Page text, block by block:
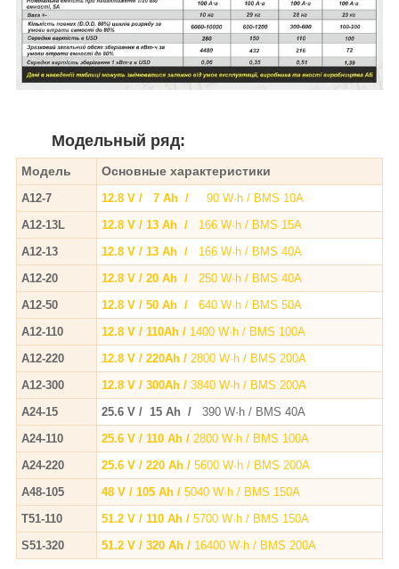
Модельный ряд:
Модель Основные характеристики
А12-7 12.8 V / 7 Ah / 90 W·h / BMS 10A
A12-13L
12.8 V / 13 Ah / 166 W·h / BMS 15A
A12-13
12.8 V / 13 Ah / 166 W·h / BMS 40A
A12-20
12.8 V / 20 Ah / 250 W·h / BMS 40A
A12-50
12.8 V / 50 Ah / 640 W·h / BMS 50A
A12-110
12.8 V / 110Ah / 1400 W·h / BMS 100A
A12-220
12.8 V / 220Ah / 2800 W·h / BMS 200A
A12-300
12.8 V / 300Ah / 3840 W·h / BMS 200A
A24-15
25.6 V / 15 Ah / 390 W·h / BMS 40A
A24-110
25.6 V / 110 Ah / 2800 W·h / BMS 100A
A24-220
25.6 V / 220 Ah / 5600 W·h / BMS 200A
A48-105
48 V / 105 Ah / 5040 W·h / BMS 150A
T51-110
51.2 V / 110 Ah / 5700 W·h / BMS 150A
S51-320
51.2 V / 320 Ah / 16400 W·h / BMS 200A